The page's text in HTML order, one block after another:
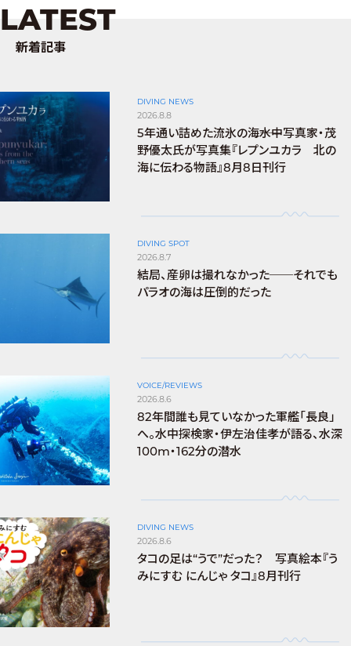
LATEST
新着記事
DIVING NEWS
2026.8.8
5年通い詰めた流氷の海――水中写真家・茂
野優太氏が写真集『レプンユカラ 北の
海に伝わる物語』8月8日刊行
DIVING SPOT
2026.8.7
結局、産卵は撮れなかった──それでも
パラオの海は圧倒的だった
VOICE/REVIEWS
2026.8.6
82年間誰も見ていなかった軍艦「長良」
へ。水中探検家・伊左治佳孝が語る、水深
100m・162分の潜水
DIVING NEWS
2026.8.6
タコの足は“うで”だった？ 写真絵本『う
みにすむ にんじゃ タコ』8月刊行